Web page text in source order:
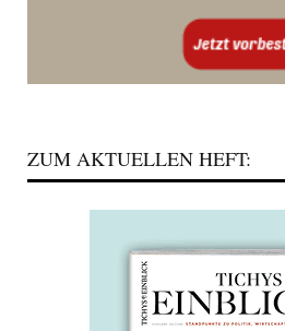
ZUM AKTUELLEN HEFT: